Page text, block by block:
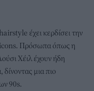
έχει κερδίσει την
Πρόσωπα όπως η
Χέιλ έχουν ήδη
μια πιο
90s.